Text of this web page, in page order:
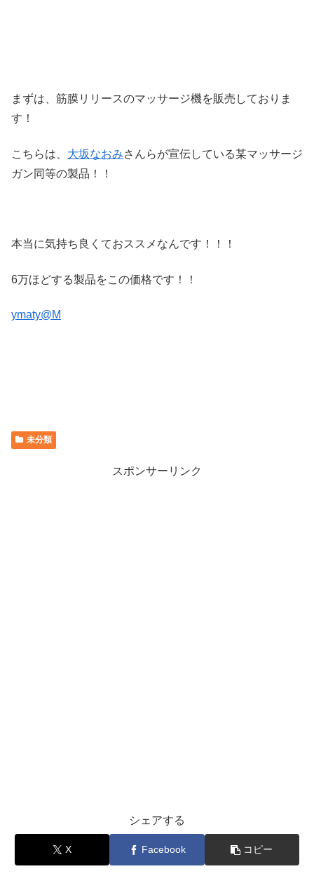
まずは、筋膜リリースのマッサージ機を販売しておりま
す！
こちらは、 大坂なおみさんらが宣伝している某マッサージ
ガン同等の製品！！
本当に気持ち良くておススメなんです！！！
6万ほどする製品をこの価格です！！
ymaty@M
未分類
スポンサーリンク
シェアする
X Facebook コピー